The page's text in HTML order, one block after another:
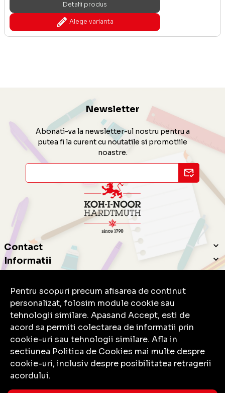
Detalii produs
Alege varianta
Contact
Informatii
Newsletter
Abonati-va la newsletter-ul nostru pentru a
putea fi la curent cu noutatile si promotiile
noastre.
© Copyright 2026 Koh-I-Noor.Toate drepturile rezervate.
Solutie eCommerce
Pentru scopuri precum afisarea de continut
personalizat, folosim module cookie sau
tehnologii similare. Apasand Accept, esti de
acord sa permiti colectarea de informatii prin
cookie-uri sau tehnologii similare. Afla in
sectiunea Politica de Cookies mai multe despre
cookie-uri, inclusiv despre posibilitatea retragerii
acordului.